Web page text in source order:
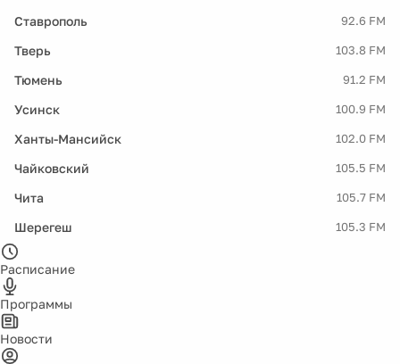
Ставрополь 92.6 FM
Тверь 103.8 FM
Тюмень 91.2 FM
Усинск 100.9 FM
Ханты-Мансийск 102.0 FM
Чайковский 105.5 FM
Чита 105.7 FM
Шерегеш 105.3 FM
Расписание
Программы
Новости